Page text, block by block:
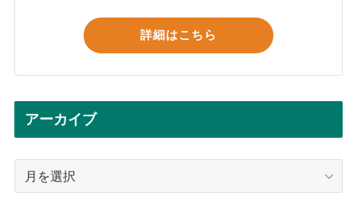
詳細はこちら
アーカイブ